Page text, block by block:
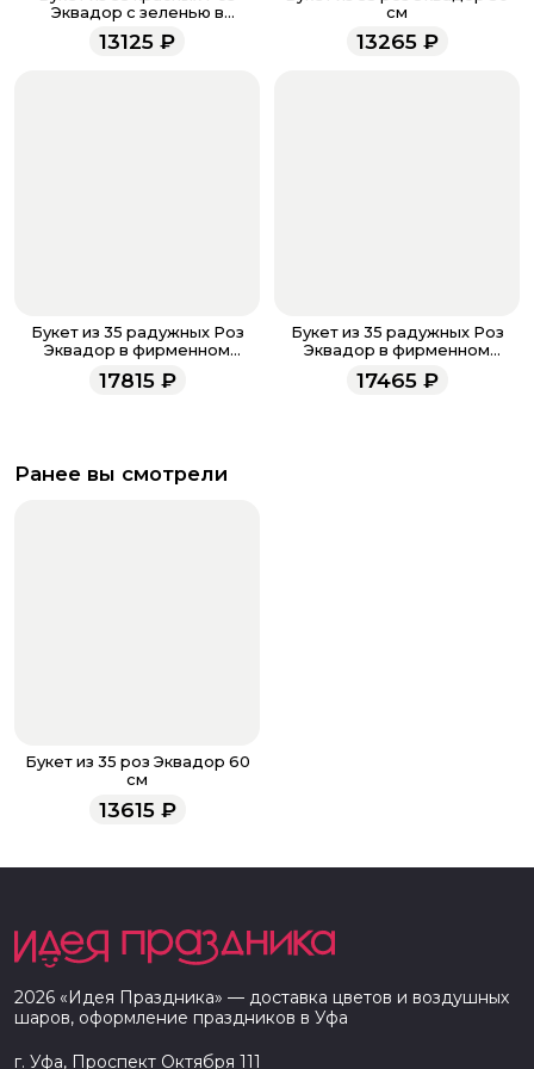
напишите WhatsApp
+7 937 333-66-53. Наши
менеджеры работают ежедневно с 9.00 до 23.00 и
всегда рады проконсультировать вас.
Эквадор с зеленью в
матовой бумаге 50 см
13125 ₽
см
13265₽
Букет из 35 радужных Роз
Эквадор в фирменном
оформлении
17815₽
Букет из 35 радужных Роз
Эквадор в фирменном
оформлении
17465₽
Ранее вы смотрели
Букет из 35 роз Эквадор 60
см
13615₽
2026 «Идея Праздника» — доставка цветов и воздушных
шаров, оформление праздников в Уфа
г. Уфа, Проспект Октября 111